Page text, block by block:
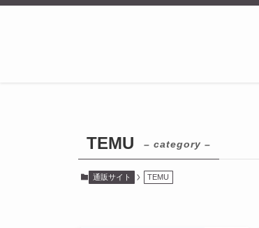
TEMU – category –
通販サイト TEMU